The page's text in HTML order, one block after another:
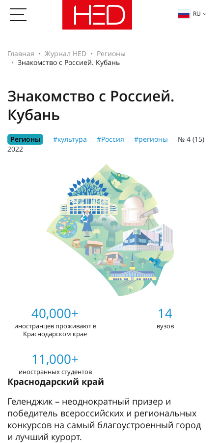
RU
Главная Журнал HED
Регионы
Знакомство с Россией. Кубань
Знакомство с Россией.
Кубань
Регионы #культура #Россия #регионы
№ 4 (15)
2022
40,000+
иностранцев проживают в
Краснодарском крае
14
вузов
11,000+
иностранных студентов
Краснодарский край
Геленджик – неоднократный призер и
победитель всероссийских и региональных
конкурсов на самый благоустроенный город
и лучший курорт.